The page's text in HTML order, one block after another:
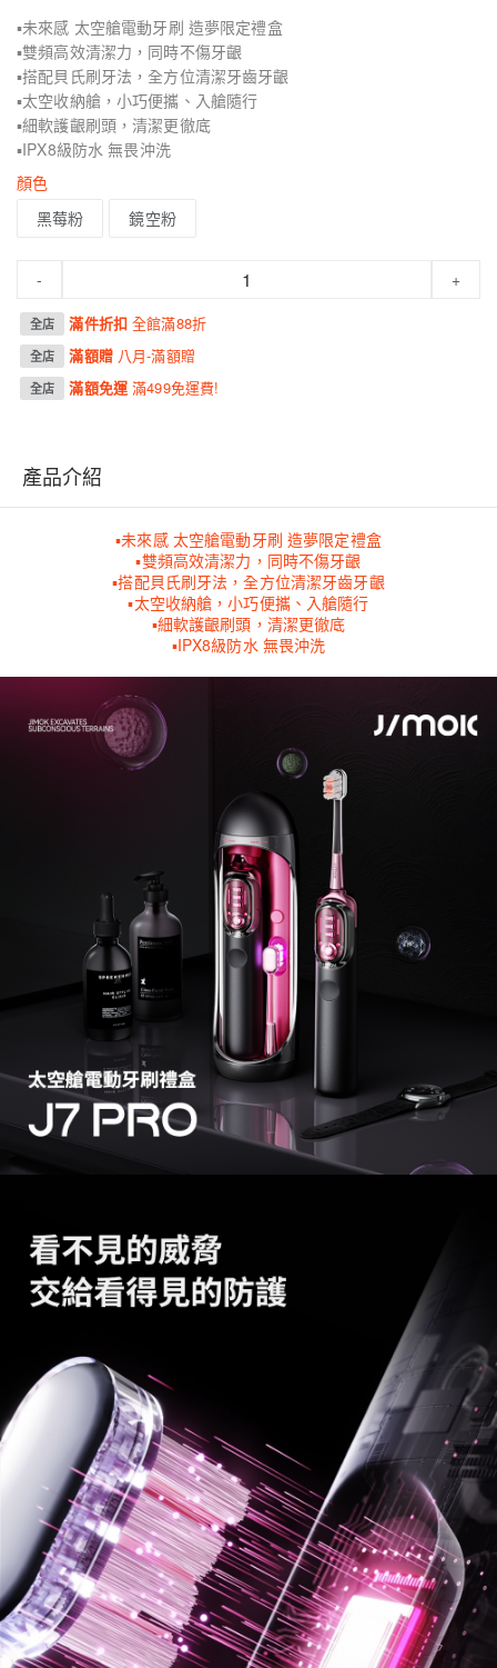
▪未來感 太空艙電動牙刷 造夢限定禮盒
▪雙頻高效清潔力，同時不傷牙齦
▪搭配貝氏刷牙法，全方位清潔牙齒牙齦
▪太空收納艙，小巧便攜、入艙隨行
▪細軟護齦刷頭，清潔更徹底
▪IPX8級防水 無畏沖洗
顏色
黑莓粉
鏡空粉
- +
全店 滿件折扣全館滿88折
全店 滿額贈 八月-滿額贈
全店 滿額免運滿499免運費!
產品介紹
▪未來感 太空艙電動牙刷 造夢限定禮盒
▪雙頻高效清潔力，同時不傷牙齦
▪搭配貝氏刷牙法，全方位清潔牙齒牙齦
▪太空收納艙，小巧便攜、入艙隨行
▪細軟護齦刷頭，清潔更徹底
▪IPX8級防水 無畏沖洗